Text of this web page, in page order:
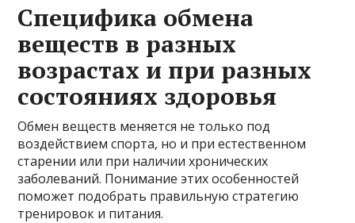
Специфика обмена
веществ в разных
возрастах и при разных
состояниях здоровья
Обмен веществ меняется не только под
воздействием спорта, но и при естественном
старении или при наличии хронических
заболеваний. Понимание этих особенностей
поможет подобрать правильную стратегию
тренировок и питания.